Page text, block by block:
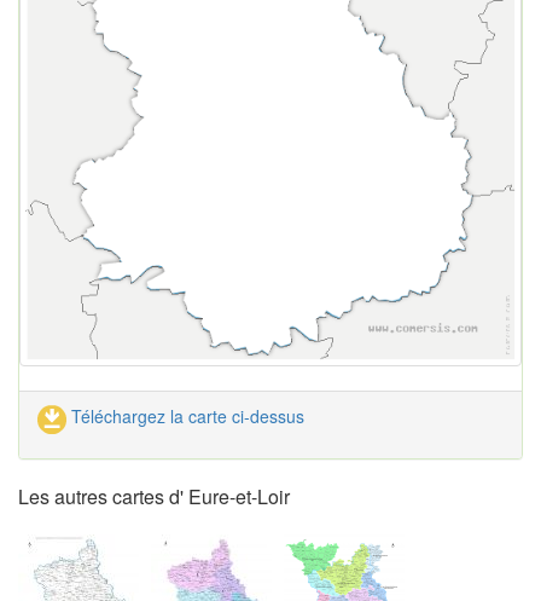
Téléchargez la carte ci-dessus
Les autres cartes d' Eure-et-Loir